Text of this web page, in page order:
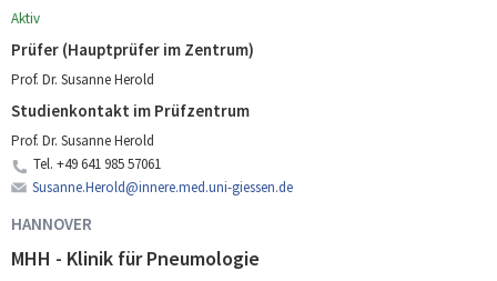
Aktiv
Prüfer (Hauptprüfer im Zentrum)
Prof. Dr. Susanne Herold
Studienkontakt im Prüfzentrum
Prof. Dr. Susanne Herold
Tel. +49 641 985 57061
Susanne.Herold@innere.med.uni-giessen.de
HANNOVER
MHH - Klinik für Pneumologie